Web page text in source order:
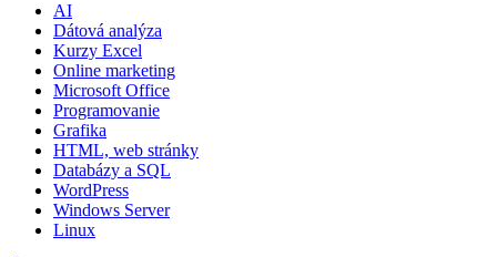
AI
Dátová analýza
Kurzy Excel
Online marketing
Microsoft Office
Programovanie
Grafika
HTML, web stránky
Databázy a SQL
WordPress
Windows Server
Linux